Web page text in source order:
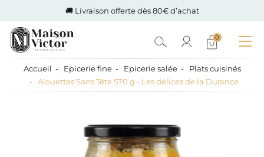
🚚 Livraison offerte dès 80€ d’achat
0
Accueil Epicerie fine Epicerie salée
Plats cuisinés
Alouettes Sans Tête 570 g - Les délices de la Durance